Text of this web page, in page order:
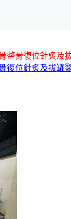
整骨復位針炙及
復位針炙及拔罐